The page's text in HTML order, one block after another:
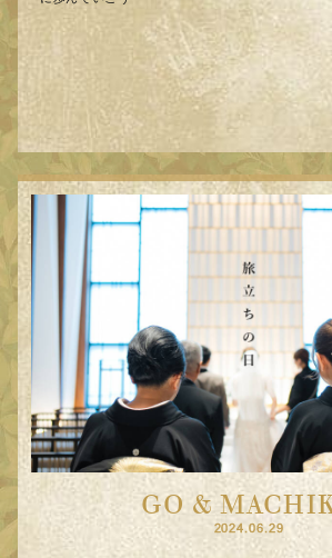
GO &
2024.06.29